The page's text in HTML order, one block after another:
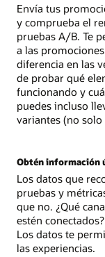
Envía tus
y comprueba el
pruebas A/B. Te
a las
diferencia en las
de probar qué
funcionando y
puedes incluso
variantes (no
Obtén información
Los datos que
pruebas y
que no. ¿Qué
estén
Los datos te
las experiencias.